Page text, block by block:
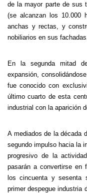
de la mayor parte de sus
(se alcanzan los 10.000
anchas y rectas, y
nobiliarios en sus
En la segunda mitad
expansión,
fue conocido con
último cuarto de esta
industrial con la aparición
A mediados de la década
segundo impulso hacia la
progresivo de la
pasarán a convertirse en
los cincuenta y sesenta
primer despegue industria